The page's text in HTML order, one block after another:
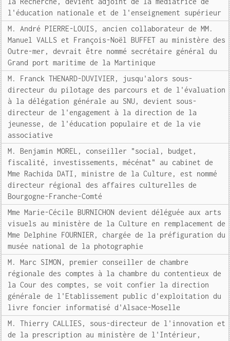
l'éducation nationale et de l'enseignement supérieur
M. André PIERRE-LOUIS, ancien collaborateur de MM.
Manuel VALLS et François-Noël BUFFET au ministère des
Outre-mer, devrait être nommé secrétaire général du
Grand port maritime de la Martinique
M. Franck THENARD-DUVIVIER, jusqu'alors sous-
directeur du pilotage des parcours et de l'évaluation
à la délégation générale au SNU, devient sous-
directeur de l'engagement à la direction de la
jeunesse, de l'éducation populaire et de la vie
associative
M. Benjamin MOREL, conseiller "social, budget,
fiscalité, investissements, mécénat" au cabinet de
Mme Rachida DATI, ministre de la Culture, est nommé
directeur régional des affaires culturelles de
Bourgogne-Franche-Comté
Mme Marie-Cécile BURNICHON devient déléguée aux arts
visuels au ministère de la Culture en remplacement de
Mme Delphine FOURNIER, chargée de la préfiguration du
musée national de la photographie
M. Marc SIMON, premier conseiller de chambre
régionale des comptes à la chambre du contentieux de
la Cour des comptes, se voit confier la direction
générale de l'Etablissement public d'exploitation du
livre foncier informatisé d'Alsace-Moselle
M. Thierry CALLIES, sous-directeur de l'innovation et
de la prescription au ministère de l'Intérieur,